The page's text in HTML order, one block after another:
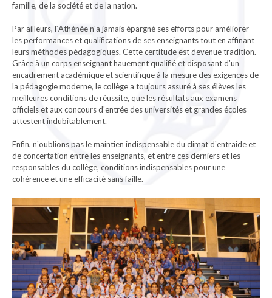
famille, de la société et de la nation.
Par ailleurs, l‛Athénée n‛a jamais épargné ses efforts pour améliorer
les performances et qualifications de ses enseignants tout en affinant
leurs méthodes pédagogiques. Cette certitude est devenue tradition.
Grâce à un corps enseignant hauement qualifié et disposant d‛un
encadrement académique et scientifique à la mesure des exigences de
la pédagogie moderne, le collège a toujours assuré à ses élèves les
meilleures conditions de réussite, que les résultats aux examens
officiels et aux concours d‛entrée des universités et grandes écoles
attestent indubitablement.
Enfin, n‛oublions pas le maintien indispensable du climat d‛entraide et
de concertation entre les enseignants, et entre ces derniers et les
responsables du collège, conditions indispensables pour une
cohérence et une efficacité sans faille.